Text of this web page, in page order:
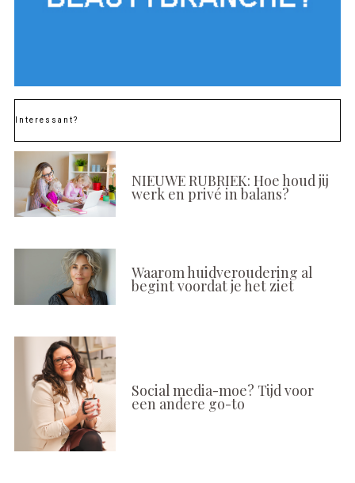
Interessant?
NIEUWE RUBRIEK: Hoe houd jij
werk en privé in balans?
Waarom huidveroudering al
begint voordat je het ziet
Social media-moe? Tijd voor
een andere go-to